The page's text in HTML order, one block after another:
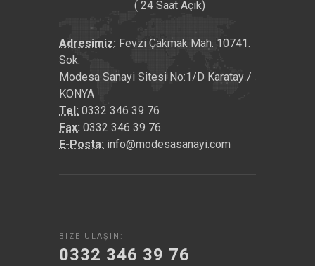
( 24 Saat Açık)
Adresimiz: Fevzi Çakmak Mah. 10741.
Sok.
Modesa Sanayi Sitesi No:1/D Karatay /
KONYA
Tel: 0332 346 39 76
Fax: 0332 346 39 76
E-Posta: info@modesasanayi.com
BIZE ULAŞIN:
0332 346 39 76